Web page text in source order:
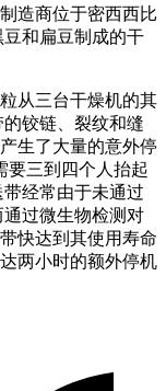
造商位于密西西比
和扁豆制成的干
从三台干燥机的其
铰链、裂纹和缝
生了大量的意外停
要三到四个人抬起
经常由于未通过
过微生物检测对
快达到其使用寿命
两小时的额外停机